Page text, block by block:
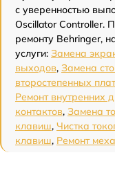
с уверенностью
Oscillator Controller.
ремонту Behringer,
услуги: Замена
выходов, Замена
второстепенных плат
Ремонт внутренних
контактов, Замена
клавиш, Чистка
клавиш, Ремонт